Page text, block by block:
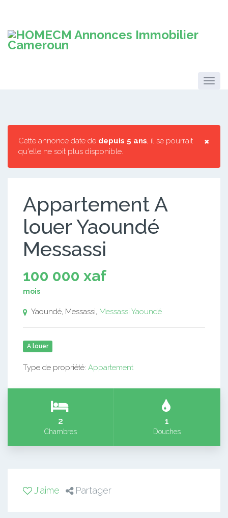
×
Cette annonce date de depuis 5 ans, il se pourrait
qu'elle ne soit plus disponible.
Appartement A
louer Yaoundé
Messassi
100 000 xaf
mois
Yaoundé, Messassi, Messassi Yaoundé
A louer
Type de propriété: Appartement
2
Chambres
1
Douches
J'aime Partager